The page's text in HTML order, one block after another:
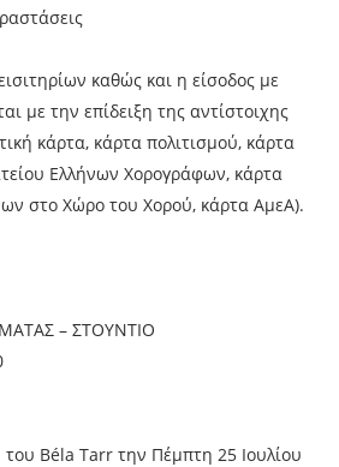
καθώς και η είσοδος με
με την επίδειξη της αντίστοιχης
κάρτα, κάρτα πολιτισμού, κάρτα
Ελλήνων Χορογράφων, κάρτα
στο Χώρο του Χορού, κάρτα ΑμεΑ).
– ΣΤΟΥΝΤΙΟ
του Béla Tarr την Πέμπτη 25 Ιουλίου